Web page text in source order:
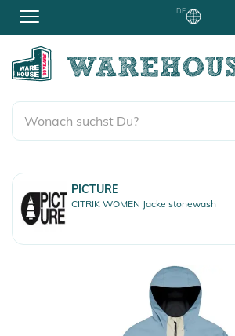
DE
PICTURE
CITRIK WOMEN Jacke stonewash